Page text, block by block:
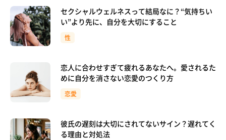
セクシャルウェルネスって結局なに？“気持ちい
い”より先に、自分を大切にすること
性
恋人に合わせすぎて疲れるあなたへ。愛されるた
めに自分を消さない恋愛のつくり方
恋愛
彼氏の遅刻は大切にされてないサイン？遅れてく
る理由と対処法